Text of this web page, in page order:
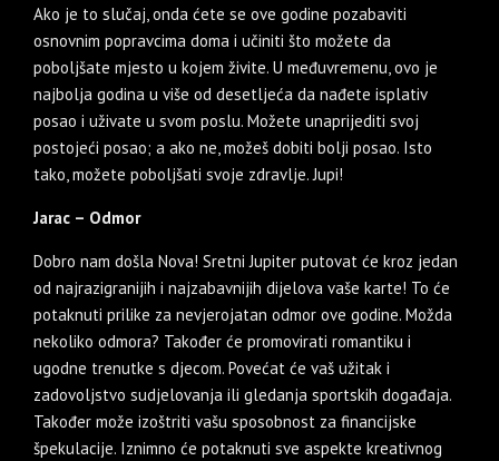
Ako je to slučaj, onda ćete se ove godine pozabaviti
osnovnim popravcima doma i učiniti što možete da
poboljšate mjesto u kojem živite. U međuvremenu, ovo je
najbolja godina u više od desetljeća da nađete isplativ
posao i uživate u svom poslu. Možete unaprijediti svoj
postojeći posao; a ako ne, možeš dobiti bolji posao. Isto
tako, možete poboljšati svoje zdravlje. Jupi!
Jarac – Odmor
Dobro nam došla Nova! Sretni Jupiter putovat će kroz jedan
od najrazigranijih i najzabavnijih dijelova vaše karte! To će
potaknuti prilike za nevjerojatan odmor ove godine. Možda
nekoliko odmora? Također će promovirati romantiku i
ugodne trenutke s djecom. Povećat će vaš užitak i
zadovoljstvo sudjelovanja ili gledanja sportskih događaja.
Također može izoštriti vašu sposobnost za financijske
špekulacije. Iznimno će potaknuti sve aspekte kreativnog